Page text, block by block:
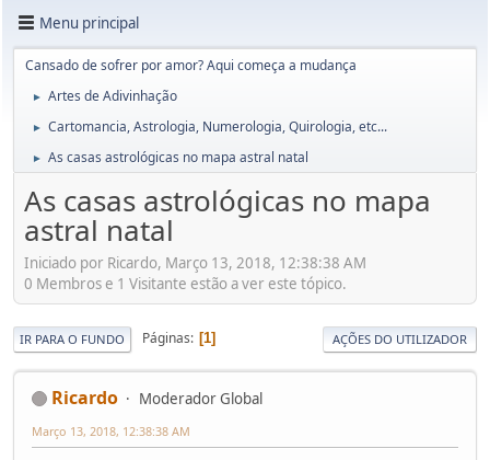
Menu principal
Cansado de sofrer por amor? Aqui começa a mudança
► Artes de Adivinhação
► Cartomancia, Astrologia, Numerologia, Quirologia, etc...
► As casas astrológicas no mapa astral natal
As casas astrológicas no mapa
astral natal
Iniciado por Ricardo, Março 13, 2018, 12:38:38 AM
0 Membros e 1 Visitante estão a ver este tópico.
IR PARA O FUNDO Páginas 1 AÇÕES DO UTILIZADOR
Ricardo Moderador Global
Março 13, 2018, 12:38:38 AM